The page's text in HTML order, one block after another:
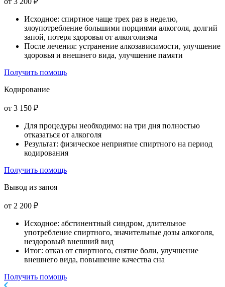
Исходное: спиртное чаще трех раз в неделю,
злоупотребление большими порциями алкоголя, долгий
запой, потеря здоровья от алкоголизма
После лечения: устранение алкозависимости, улучшение
здоровья и внешнего вида, улучшение памяти
Получить помощь
Кодирование
от 3 150 ₽
Для процедуры необходимо: на три дня полностью
отказаться от алкоголя
Результат: физическое неприятие спиртного на период
кодирования
Получить помощь
Вывод из запоя
от 2 200 ₽
Исходное: абстинентный синдром, длительное
употребление спиртного, значительные дозы алкоголя,
нездоровый внешний вид
Итог: отказ от спиртного, снятие боли, улучшение
внешнего вида, повышение качества сна
Получить помощь